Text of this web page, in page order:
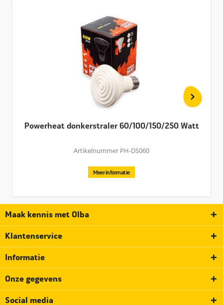
Powerheat donkerstraler 60/100/150/250 Watt
Artikelnummer PH-DS060
Meer informatie
Maak kennis met Olba
Klantenservice
Informatie
Onze gegevens
Social media